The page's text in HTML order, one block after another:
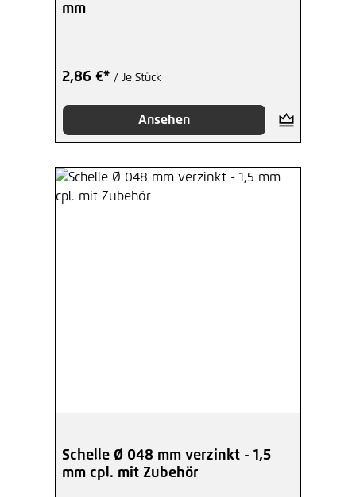
mm
2,86 €* / Je Stück
Ansehen
Schelle Ø 048 mm verzinkt - 1,5
mm cpl. mit Zubehör